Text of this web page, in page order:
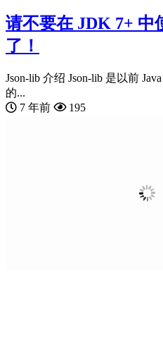
请不要在 JDK 7+ 中
了！
Json-lib 介绍 Json-lib 是以前
的...
7 年前
195